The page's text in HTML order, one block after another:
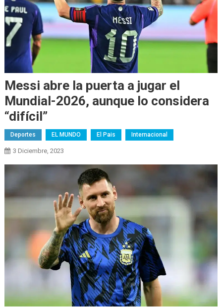
Messi abre la puerta a jugar el
Mundial-2026, aunque lo considera
“difícil”
Deportes EL MUNDO El Pais Internacional
3 Diciembre, 2023